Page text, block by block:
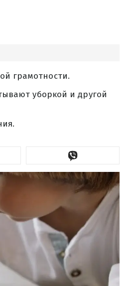
грамотности.
уборкой и другой